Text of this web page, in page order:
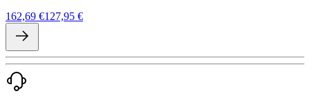
162,69 €127,95 €